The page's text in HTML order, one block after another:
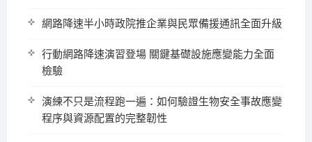
網路降速半小時政院推企業與民眾備援通訊全面升級
行動網路降速演習登場 關鍵基礎設施應變能力全面
檢驗
演練不只是流程跑一遍：如何驗證生物安全事故應變
程序與資源配置的完整韌性